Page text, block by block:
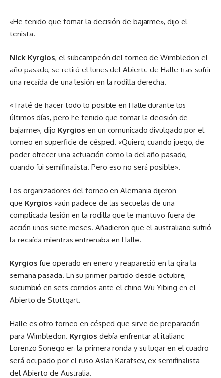
«He tenido que tomar la decisión de bajarme», dijo el
tenista.
Nick Kyrgios, el subcampeón del torneo de Wimbledon el
año pasado, se retiró el lunes del Abierto de Halle tras sufrir
una recaída de una lesión en la rodilla derecha.
«Traté de hacer todo lo posible en Halle durante los
últimos días, pero he tenido que tomar la decisión de
bajarme», dijo Kyrgios en un comunicado divulgado por el
torneo en superficie de césped. «Quiero, cuando juego, de
poder ofrecer una actuación como la del año pasado,
cuando fui semifinalista. Pero eso no será posible».
Los organizadores del torneo en Alemania dijeron
que Kyrgios «aún padece de las secuelas de una
complicada lesión en la rodilla que le mantuvo fuera de
acción unos siete meses. Añadieron que el australiano sufrió
la recaída mientras entrenaba en Halle.
Kyrgios fue operado en enero y reapareció en la gira la
semana pasada. En su primer partido desde octubre,
sucumbió en sets corridos ante el chino Wu Yibing en el
Abierto de Stuttgart.
Halle es otro torneo en césped que sirve de preparación
para Wimbledon. Kyrgios debía enfrentar al italiano
Lorenzo Sonego en la primera ronda y su lugar en el cuadro
será ocupado por el ruso Aslan Karatsev, ex semifinalista
del Abierto de Australia.